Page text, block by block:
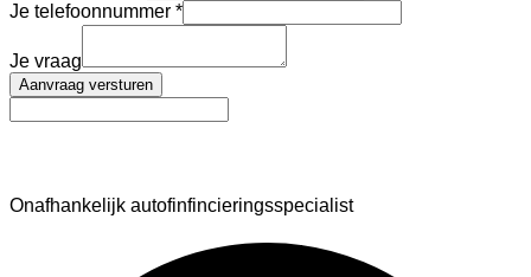
Je telefoonnummer
Je vraag
Aanvraag versturen
Onafhankelijk autofinfincieringsspecialist